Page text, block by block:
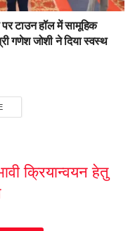
पर टाउन हॉल में सामूहिक
गणेश जोशी ने दिया स्वस्थ
क्रियान्वयन हेतु